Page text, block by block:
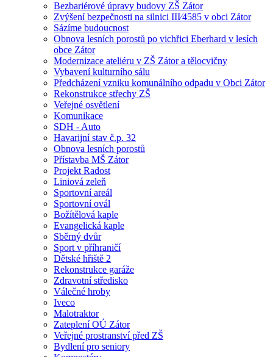
Bezbariérové úpravy budovy ZŠ Zátor
Zvýšení bezpečnosti na silnici III⁄4585 v obci Zátor
Sázíme budoucnost
Obnova lesních porostů po vichřici Eberhard v lesích
obce Zátor
Modernizace ateliéru v ZŠ Zátor a tělocvičny
Vybavení kulturního sálu
Předcházení vzniku komunálního odpadu v Obci Zátor
Rekonstrukce střechy ZŠ
Veřejné osvětlení
Komunikace
SDH - Auto
Havarijní stav č.p. 32
Obnova lesních porostů
Přístavba MŠ Zátor
Projekt Radost
Liniová zeleň
Sportovní areál
Sportovní ovál
Božítělová kaple
Evangelická kaple
Sběrný dvůr
Sport v příhraničí
Dětské hřiště 2
Rekonstrukce garáže
Zdravotní středisko
Válečné hroby
Iveco
Malotraktor
Zateplení OÚ Zátor
Veřejné prostranství před ZŠ
Bydlení pro seniory